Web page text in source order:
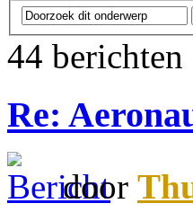
44 berichten
Re:
door